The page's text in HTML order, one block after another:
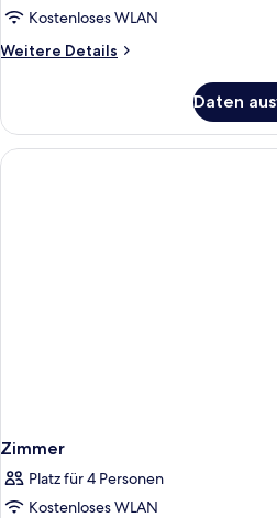
Kostenloses WLAN
Weitere Details
Weitere
Daten
Zimmer
Platz für 4 Personen
Kostenloses WLAN